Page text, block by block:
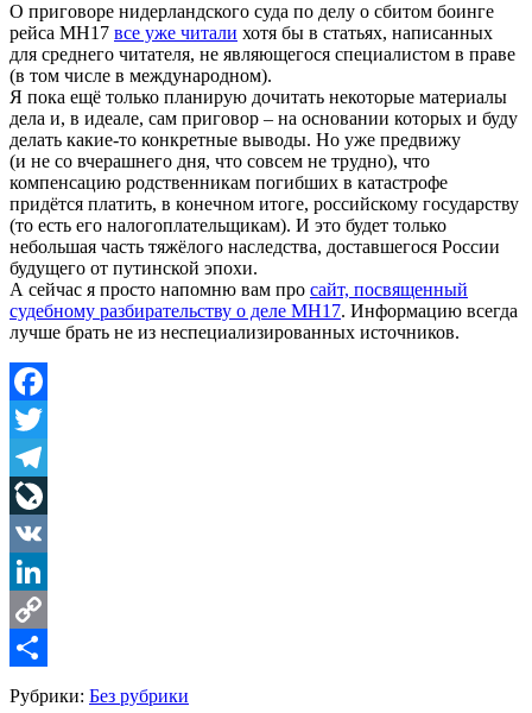
О приговоре нидерландского суда по делу о сбитом боинге
рейса MH17 все уже читали хотя бы в статьях, написанных
для среднего читателя, не являющегося специалистом в праве
(в том числе в международном).
Я пока ещё только планирую дочитать некоторые материалы
дела и, в идеале, сам приговор – на основании которых и буду
делать какие-то конкретные выводы. Но уже предвижу
(и не со вчерашнего дня, что совсем не трудно), что
компенсацию родственникам погибших в катастрофе
придётся платить, в конечном итоге, российскому государству
(то есть его налогоплательщикам). И это будет только
небольшая часть тяжёлого наследства, доставшегося России
будущего от путинской эпохи.
А сейчас я просто напомню вам про сайт, посвященный
судебному разбирательству о деле MH17. Информацию всегда
лучше брать не из неспециализированных источников.
Facebook
Twitter
Telegram
LiveJournal
VK
LinkedIn
Copy
Link
Share
Рубрики: Без рубрики